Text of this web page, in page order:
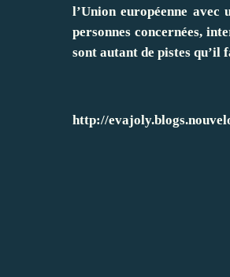
l’Union européenne
personnes concernées,
sont autant de pistes
http://